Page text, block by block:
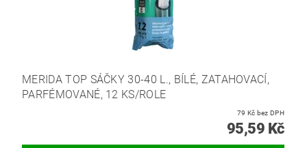
MERIDA TOP SÁČKY 30-40 L., BÍLÉ, ZATAHOVACÍ,
PARFÉMOVANÉ, 12 KS/ROLE
79 Kč bez DPH
95,59 Kč